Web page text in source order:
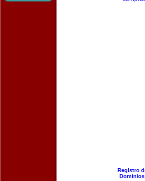
Registro